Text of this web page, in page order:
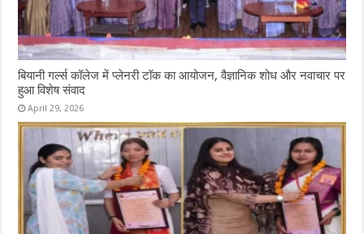
बियानी गर्ल्स कॉलेज में प्लेनरी टॉक का आयोजन, वैज्ञानिक शोध और नवाचार पर
हुआ विशेष संवाद
April 29, 2026